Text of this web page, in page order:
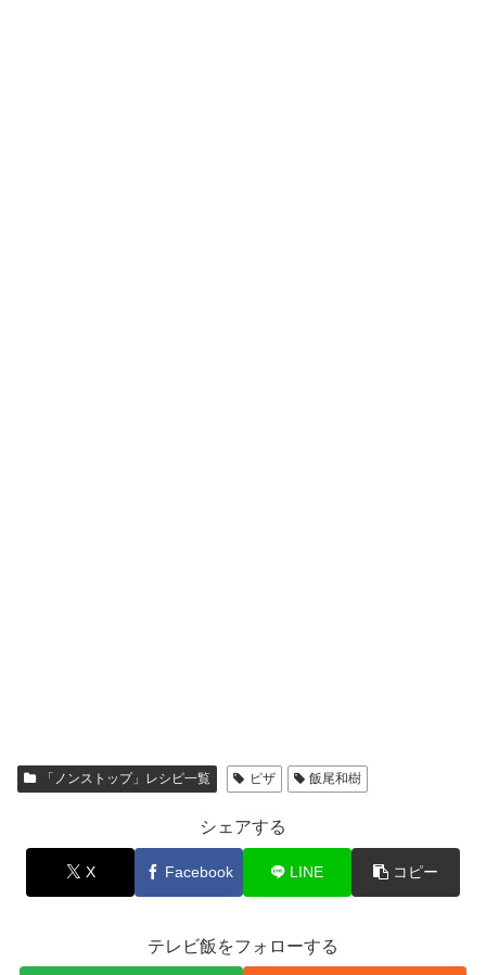
「ノンストップ」レシピ一覧 ピザ 飯尾和樹
シェアする
X Facebook LINE コピー
テレビ飯をフォローする